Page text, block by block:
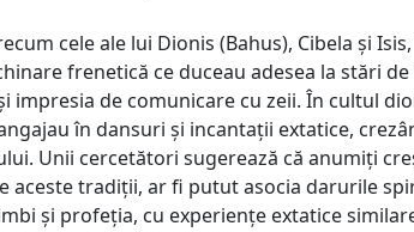
cele ale lui Dionis (Bahus), Cibela și
frenetică ce duceau adesea la stări
impresia de comunicare cu zeii. În cultul
în dansuri și incantații extatice,
Unii cercetători sugerează că anumiți
aceste tradiții, ar fi putut asocia darurile
și profeția, cu expe­riențe extatice